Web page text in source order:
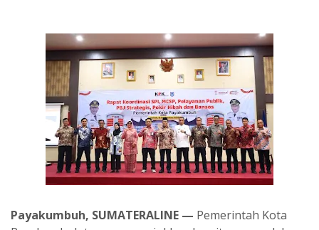
Payakumbuh, SUMATERALINE — Pemerintah Kota